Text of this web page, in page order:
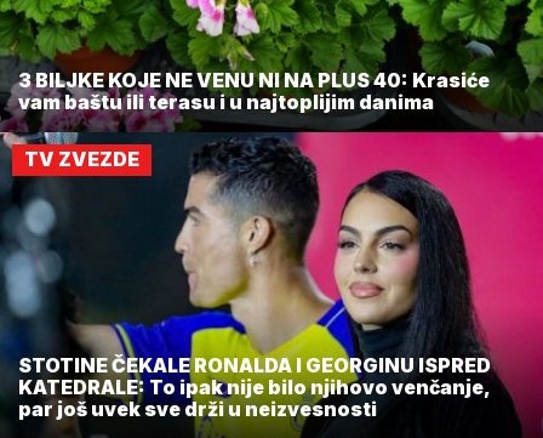
3 BILJKE KOJE NE VENU NI NA PLUS 40: Krasiće
vam baštu ili terasu i u najtoplijim danima
TV ZVEZDE
STOTINE ČEKALE RONALDA I GEORGINU ISPRED
KATEDRALE: To ipak nije bilo njihovo venčanje,
par još uvek sve drži u neizvesnosti